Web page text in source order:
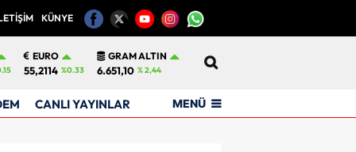
KÜNYE
EURO
55,2114 %0.33
GRAM ALTIN
6.651,10 % 2,44
CANLI YAYINLAR MENÜ